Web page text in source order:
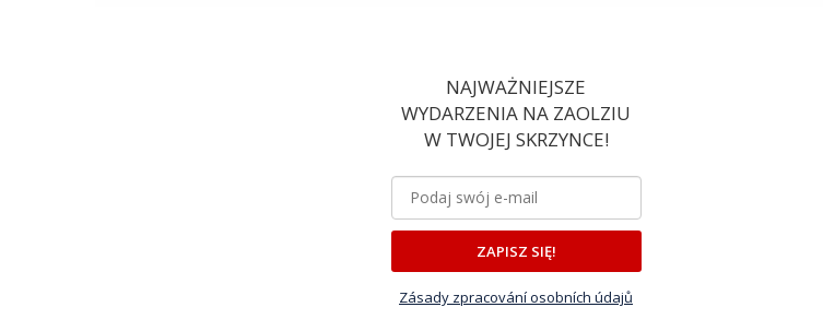
NAJWAŻNIEJSZE
WYDARZENIA NA ZAOLZIU
W TWOJEJ SKRZYNCE!
ZAPISZ SIĘ!
Zásady zpracování osobních údajů